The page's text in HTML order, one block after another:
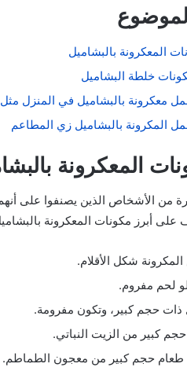
المعكرونة بالبشاميل
خلطة البشاميل
معكرونة بالبشاميل في المنزل
المكرونة بالبشاميل زي المطاعم
المعكرونة
من الأشخاص الذين يصنفوا على أنهم
على أبرز مكونات المعكرونة
لحم مفروم.
حجم كبير، وتكون مفرومة.